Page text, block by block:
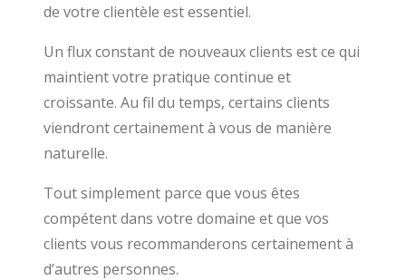
de votre clientèle est essentiel.
Un flux constant de nouveaux clients est ce qui
maintient votre pratique continue et
croissante. Au fil du temps, certains clients
viendront certainement à vous de manière
naturelle.
Tout simplement parce que vous êtes
compétent dans votre domaine et que vos
clients vous recommanderons certainement à
d’autres personnes.